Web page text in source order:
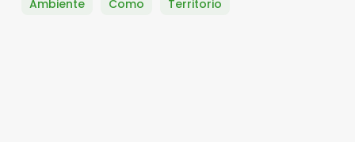
Ambiente Como Territorio